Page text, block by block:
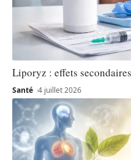
Liporyz : effets
Santé 4 juillet 2026